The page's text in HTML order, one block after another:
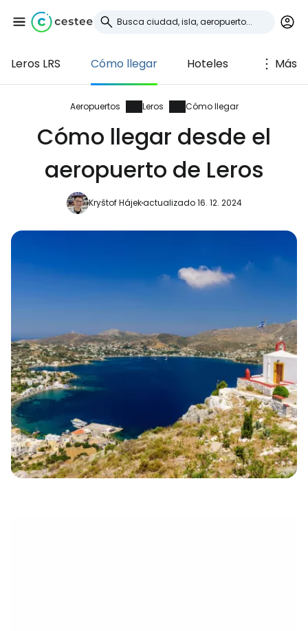
Leros LRS Cómo llegar Hoteles Más
Aeropuertos Leros Cómo llegar
Cómo llegar desde el
aeropuerto de Leros
Kryštof Hájekactualizado 16. 12. 2024
Iniciar sesión en
Cestee
... la comunidad mundial de viajeros